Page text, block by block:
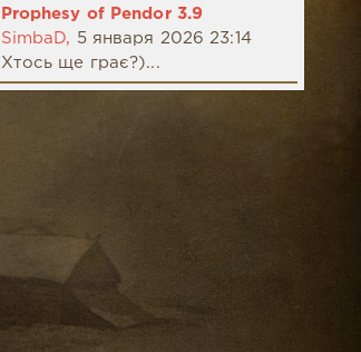
Prophesy of Pendor 3.9
SimbaD,
5 января 2026 23:14
Хтось ще грає?)...